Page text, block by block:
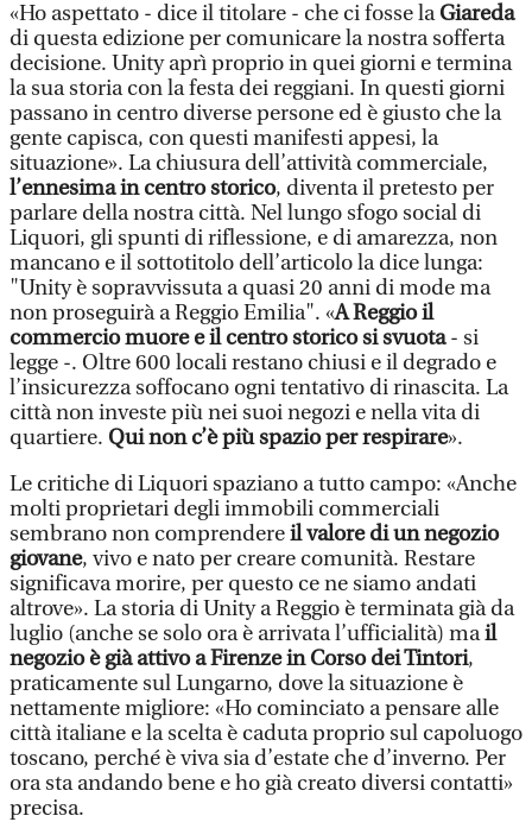
«Ho aspettato - dice il titolare - che ci fosse laGiareda
di questa edizione per comunicare la nostra sofferta
decisione. Unity aprì proprio in quei giorni e termina
la sua storia con la festa dei reggiani. In questi giorni
passano in centro diverse persone ed è giusto che la
gente capisca, con questi manifesti appesi, la
situazione». La chiusura dell’attività commerciale,
l’ennesima in centro storico, diventa il pretesto per
parlare della nostra città. Nel lungo sfogo social di
Liquori, gli spunti di riflessione, e di amarezza, non
mancano e il sottotitolo dell’articolo la dice lunga:
"Unity è sopravvissuta a quasi 20 anni di mode ma
non proseguirà a Reggio Emilia". «A Reggio il
commercio muore e il centro storico si svuota- si
legge -. Oltre 600 locali restano chiusi e il degrado e
l’insicurezza soffocano ogni tentativo di rinascita. La
città non investe più nei suoi negozi e nella vita di
quartiere. Qui non c’è più spazio per respirare».
Le critiche di Liquori spaziano a tutto campo: «Anche
molti proprietari degli immobili commerciali
sembrano non comprendereil valore di un negozio
giovane, vivo e nato per creare comunità. Restare
significava morire, per questo ce ne siamo andati
altrove». La storia di Unity a Reggio è terminata già da
luglio (anche se solo ora è arrivata l’ufficialità) mail
negozio è già attivo a Firenze in Corso dei Tintori,
praticamente sul Lungarno, dove la situazione è
nettamente migliore: «Ho cominciato a pensare alle
città italiane e la scelta è caduta proprio sul capoluogo
toscano, perché è viva sia d’estate che d’inverno. Per
ora sta andando bene e ho già creato diversi contatti»
precisa.